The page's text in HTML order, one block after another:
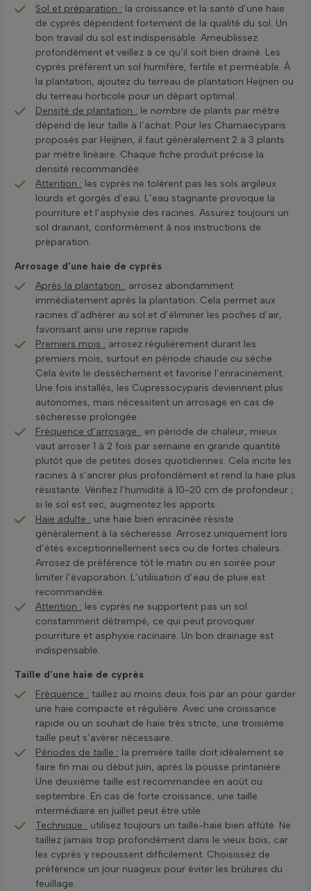
Sol et préparation : la croissance et la santé d’une haie
de cyprès dépendent fortement de la qualité du sol. Un
bon travail du sol est indispensable. Ameublissez
profondément et veillez à ce qu’il soit bien drainé. Les
cyprès préfèrent un sol humifère, fertile et perméable. À
la plantation, ajoutez du terreau de plantation Heijnen ou
du terreau horticole pour un départ optimal.
Densité de plantation : le nombre de plants par mètre
dépend de leur taille à l’achat. Pour les Chamaecyparis
proposés par Heijnen, il faut généralement 2 à 3 plants
par mètre linéaire. Chaque fiche produit précise la
densité recommandée.
Attention : les cyprès ne tolèrent pas les sols argileux
lourds et gorgés d’eau. L’eau stagnante provoque la
pourriture et l’asphyxie des racines. Assurez toujours un
sol drainant, conformément à nos instructions de
préparation.
Arrosage d’une haie de cyprès
Après la plantation : arrosez abondamment
immédiatement après la plantation. Cela permet aux
racines d’adhérer au sol et d’éliminer les poches d’air,
favorisant ainsi une reprise rapide.
Premiers mois : arrosez régulièrement durant les
premiers mois, surtout en période chaude ou sèche.
Cela évite le dessèchement et favorise l’enracinement.
Une fois installés, les Cupressocyparis deviennent plus
autonomes, mais nécessitent un arrosage en cas de
sécheresse prolongée.
Fréquence d’arrosage : en période de chaleur, mieux
vaut arroser 1 à 2 fois par semaine en grande quantité
plutôt que de petites doses quotidiennes. Cela incite les
racines à s’ancrer plus profondément et rend la haie plus
résistante. Vérifiez l’humidité à 10-20 cm de profondeur ;
si le sol est sec, augmentez les apports.
Haie adulte : une haie bien enracinée résiste
généralement à la sécheresse. Arrosez uniquement lors
d’étés exceptionnellement secs ou de fortes chaleurs.
Arrosez de préférence tôt le matin ou en soirée pour
limiter l’évaporation. L’utilisation d’eau de pluie est
recommandée.
Attention : les cyprès ne supportent pas un sol
constamment détrempé, ce qui peut provoquer
pourriture et asphyxie racinaire. Un bon drainage est
indispensable.
Taille d’une haie de cyprès
Fréquence : taillez au moins deux fois par an pour garder
une haie compacte et régulière. Avec une croissance
rapide ou un souhait de haie très stricte, une troisième
taille peut s’avérer nécessaire.
Périodes de taille : la première taille doit idéalement se
faire fin mai ou début juin, après la pousse printanière.
Une deuxième taille est recommandée en août ou
septembre. En cas de forte croissance, une taille
intermédiaire en juillet peut être utile.
Technique : utilisez toujours un taille-haie bien affûté. Ne
taillez jamais trop profondément dans le vieux bois, car
les cyprès y repoussent difficilement. Choisissez de
préférence un jour nuageux pour éviter les brûlures du
feuillage.